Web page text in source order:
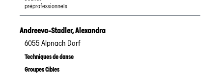
préprofessionnels
Andreeva-Stadler,Alexandra
6055 Alpnach Dorf
Techniques de danse
Groupes Cibles